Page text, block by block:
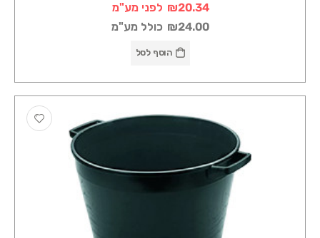
₪20.34 לפני מע"מ
₪24.00 כולל מע"מ
הוסף לסל